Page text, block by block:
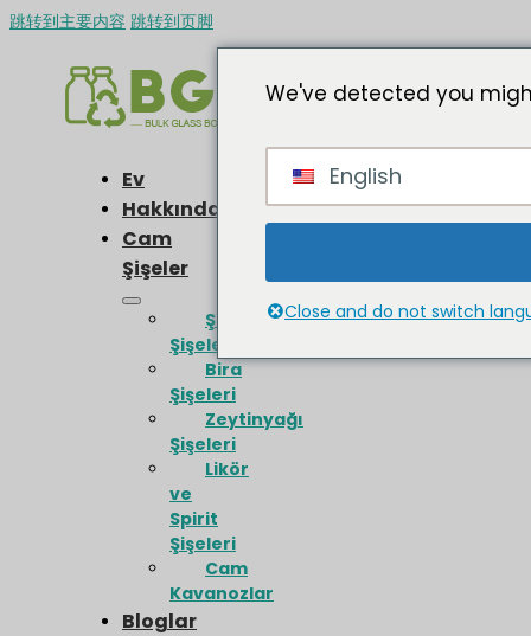
跳转到主要内容 跳转到页脚
Ev
Hakkında
Cam
Şişeler
Şarap
Şişeleri
Bira
Şişeleri
Zeytinyağı
Şişeleri
Likör
ve
Spirit
Şişeleri
Cam
Kavanozlar
Bloglar
We've detected you
English
Close and do not switch